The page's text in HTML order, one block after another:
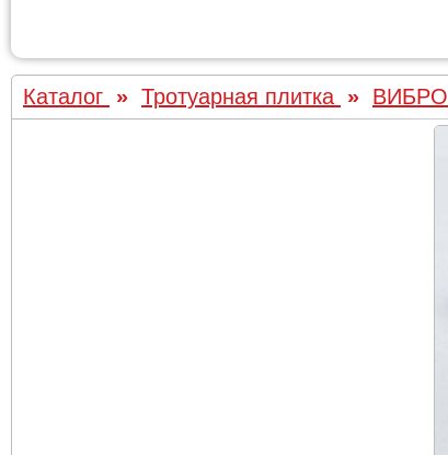
Каталог » Тротуарная плитка »